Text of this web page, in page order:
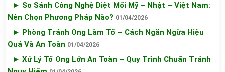
► So Sánh Công Nghệ Diệt Mối Mỹ – Nhật – Việt Nam:
Nên Chọn Phương Pháp Nào? 01/04/2026
► Phòng Tránh Ong Làm Tổ – Cách Ngăn Ngừa Hiệu
Quả Và An Toàn 01/04/2026
► Xử Lý Tổ Ong Lớn An Toàn – Quy Trình Chuẩn Tránh